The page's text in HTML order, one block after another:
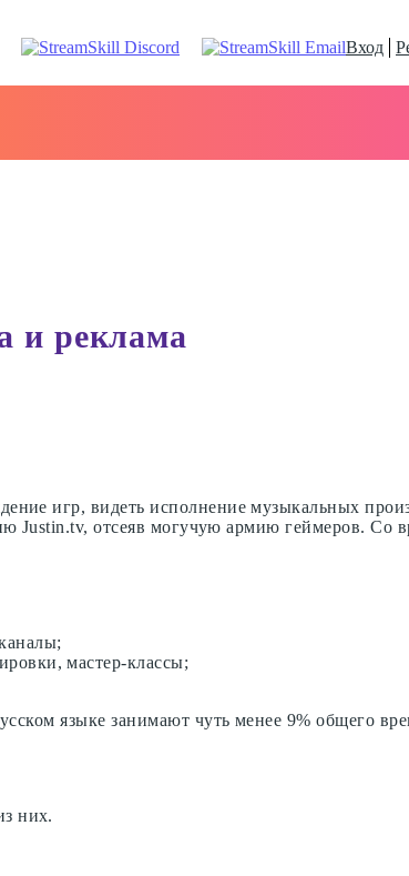
Вход
и реклама
игр, видеть исполнение музыкальных
Justin.tv, отсеяв могучую армию геймеров. Со
мастер-классы;
языке занимают чуть менее 9% общего
них.